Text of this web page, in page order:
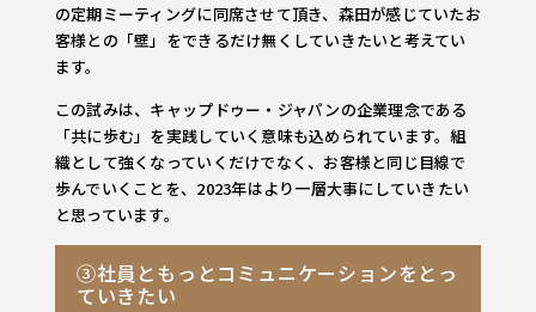
の定期ミーティングに同席させて頂き、森田が感じていたお
客様との「壁」をできるだけ無くしていきたいと考えてい
ます。
この試みは、キャップドゥー・ジャパンの企業理念である
「共に歩む」を実践していく意味も込められています。組
織として強くなっていくだけでなく、お客様と同じ目線で
歩んでいくことを、2023年はより一層大事にしていきたい
と思っています。
③社員ともっとコミュニケーションをとっ
ていきたい